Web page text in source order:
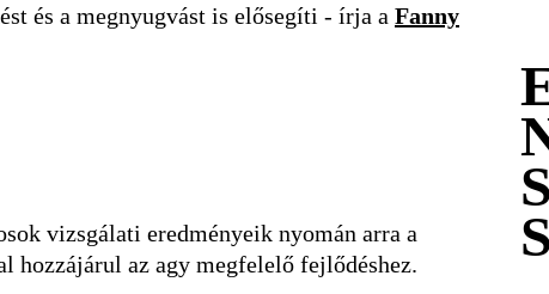
és a megnyugvást is elősegíti - írja a Fanny
vizsgálati eredményeik nyomán arra a
hozzájárul az agy megfelelő fejlődéshez.